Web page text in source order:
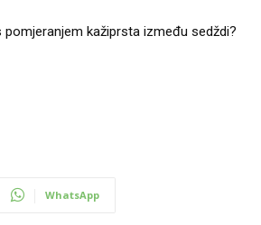
kažiprsta između sedždi?
WhatsApp